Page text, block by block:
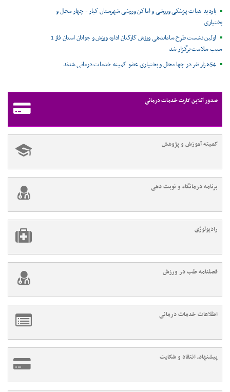
بازدید هیات پزشکی ورزشی و اماکن ورزشی شهرستان کیار - چهار محال و
بختیاری
اولین نشست طرح ساماندهی ورزش کارکنان اداره ورزش و جوانان استان فاز 1
سیب سلامت برگزار شد
54هزار نفر در چها محال و بختیاری عضو کمیته خدمات درمانی شدند
صدور آنلاین کارت خدمات درمانی
کمیته آموزش و پژوهش
برنامه درمانگاه و نوبت دهی
رادیولوژی
فصلنامه طب در ورزش
اطلاعات خدمات درمانی
پیشنهاد، انتقاد و شکایت